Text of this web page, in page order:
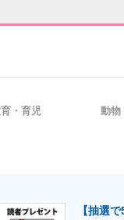
ミュニティ マー
・育児 動物
【抽選